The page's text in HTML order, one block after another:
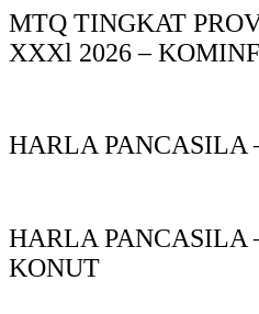
MTQ TINGKAT
XXXl 2026 –
HARLA PANCASILA
HARLA PANCASILA
KONUT